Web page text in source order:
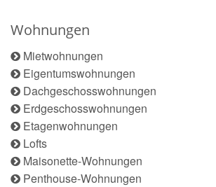
Wohnungen
Mietwohnungen
Eigentumswohnungen
Dachgeschosswohnungen
Erdgeschosswohnungen
Etagenwohnungen
Lofts
Maisonette-Wohnungen
Penthouse-Wohnungen